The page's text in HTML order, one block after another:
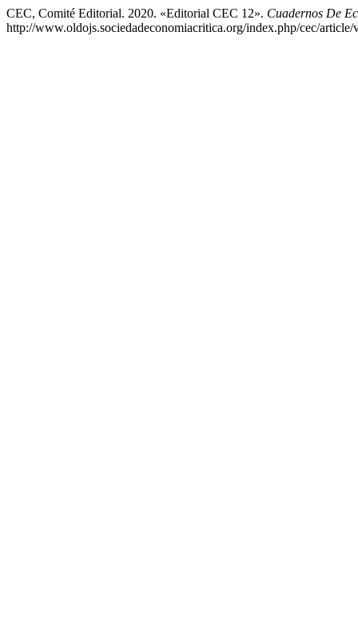
CEC, Comité Editorial. 2020. «Editorial CEC 12». Cuadernos De
http://www.oldojs.sociedadeconomiacritica.org/index.php/cec/article/